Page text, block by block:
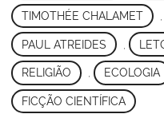
TIMOTHÉE CHALAMET
PAUL ATREIDES
RELIGIÃO , ECOLOGIA
FICÇÃO CIENTÍFICA